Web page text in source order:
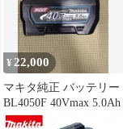
55148〇
¥22,000
マキタ純正 バッテリー
BL4050F 40Vmax 5.0Ah